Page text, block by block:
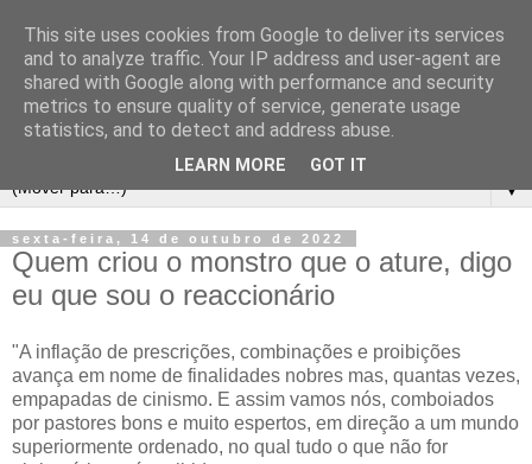
▼
sexta-feira, 14 de outubro de 2022
Quem criou o monstro que o ature, digo
eu que sou o reaccionário
"A inflação de prescrições, combinações e proibições
avança em nome de finalidades nobres mas, quantas vezes,
empapadas de cinismo. E assim vamos nós, comboiados
por pastores bons e muito espertos, em direção a um mundo
superiormente ordenado, no qual tudo o que não for
This site uses cookies from Google to deliver its services
and to analyze traffic. Your IP address and user-agent are
shared with Google along with performance and security
metrics to ensure quality of service, generate usage
statistics, and to detect and address abuse.
LEARN MORE GOT IT